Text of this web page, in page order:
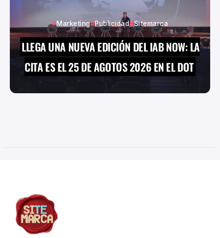
Marketing Publicidad Sitemarca
LLEGA UNA NUEVA EDICIÓN DEL IAB NOW: LA
CITA ES EL 25 DE AGOTOS 2026 EN EL DOT